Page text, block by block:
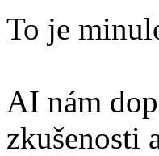
To je
AI nám
zkušenosti